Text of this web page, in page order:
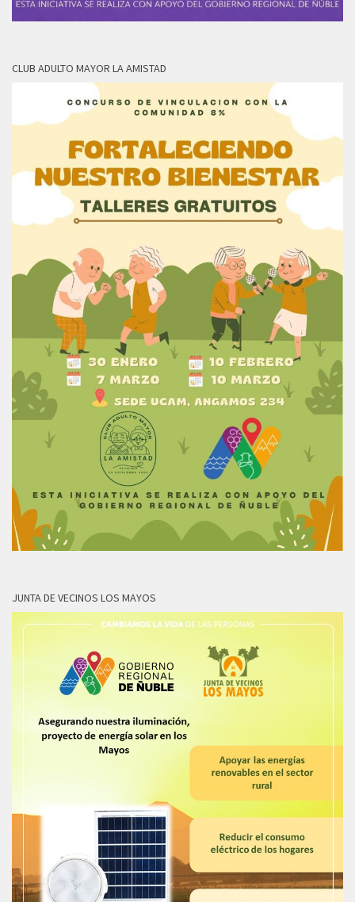
CLUB ADULTO MAYOR LA AMISTAD
JUNTA DE VECINOS LOS MAYOS